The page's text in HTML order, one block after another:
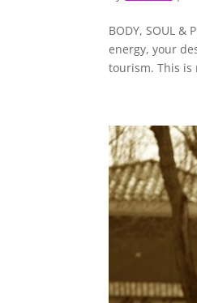
BODY, SOUL &
energy, your
tourism. This is